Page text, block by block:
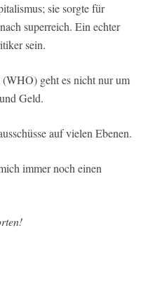
sie sorgte für
superreich. Ein echter
sein.
geht es nicht nur um
Geld.
auf vielen Ebenen.
immer noch einen